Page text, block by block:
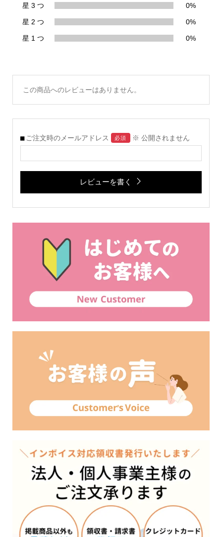
星 3 つ 0%
星 2 つ 0%
星 1 つ 0%
この商品へのレビューはありません。
ご注文時のメールアドレス 必須 ※ 公開されません
レビューを書く